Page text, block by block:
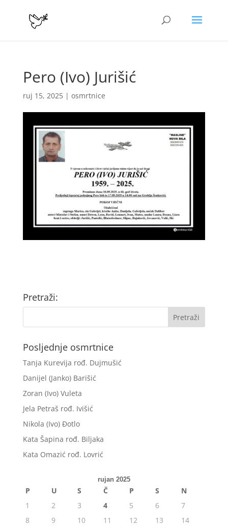
Pero (Ivo) Jurišić
ruj 15, 2025| osmrtnice
Pretraži:
Posljednje osmrtnice
Tanja Kurevija rođ. Dujmušić
Danijel (Janko) Barišić
Zoran (Ivo) Vuleta
Jela Petraš rođ. Ivišić
Nikola (Ivo) Đotlo
Kata Šapina rođ. Biljaka
Kata Omazić rođ. Lovrić
rujan 2025
P U S Č P S
N
1
2 3 4 5 6
7
8
9 10 11 12 13
14